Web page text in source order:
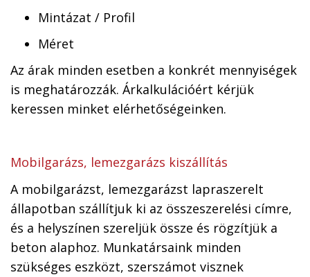
Mintázat / Profil
Méret
Az árak minden esetben a konkrét mennyiségek
is meghatározzák. Árkalkulációért kérjük
keressen minket elérhetőségeinken.
Mobilgarázs, lemezgarázs kiszállítás
A mobilgarázst, lemezgarázst lapraszerelt
állapotban szállítjuk ki az összeszerelési címre,
és a helyszínen szereljük össze és rögzítjük a
beton alaphoz. Munkatársaink minden
szükséges eszközt, szerszámot visznek